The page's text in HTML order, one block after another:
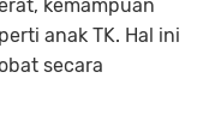
kemampuan
anak TK. Hal ini
secara